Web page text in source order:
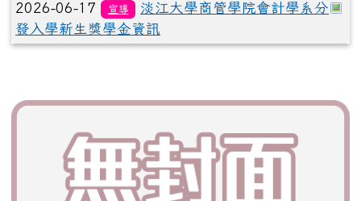
2026-06-17 宣導
淡江大學商管學院會計學系分
發入學新生獎學金資訊